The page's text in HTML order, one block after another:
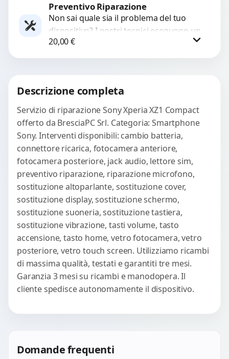
Procedi
Preventivo Riparazione
Non sai quale sia il problema del tuo
dispositivo? I nostri tecnici eseguono un
check-up completo con strumenti
avanzati per...
20,00€
Descrizione completa
Servizio di riparazione Sony Xperia XZ1 Compact
offerto da BresciaPC Srl. Categoria: Smartphone
Sony. Interventi disponibili: cambio batteria,
connettore ricarica, fotocamera anteriore,
fotocamera posteriore, jack audio, lettore sim,
preventivo riparazione, riparazione microfono,
sostituzione altoparlante, sostituzione cover,
sostituzione display, sostituzione schermo,
sostituzione suoneria, sostituzione tastiera,
sostituzione vibrazione, tasti volume, tasto
accensione, tasto home, vetro fotocamera, vetro
posteriore, vetro touch screen. Utilizziamo ricambi
di massima qualità, testati e garantiti tre mesi.
Garanzia 3 mesi su ricambi e manodopera. Il
cliente spedisce autonomamente il dispositivo.
Domande frequenti